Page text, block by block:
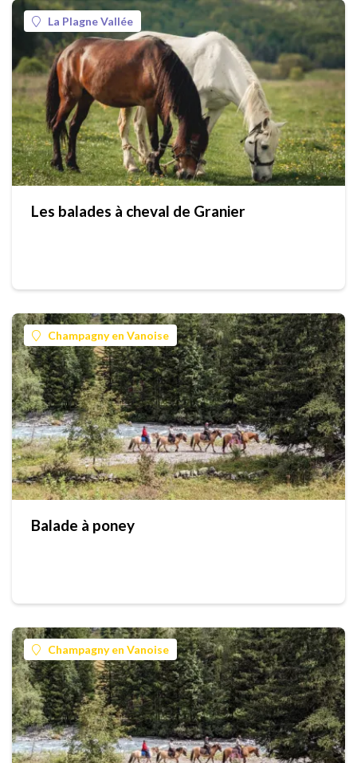
La Plagne Vallée
Les balades à cheval de Granier
Champagny en Vanoise
Balade à poney
Champagny en Vanoise